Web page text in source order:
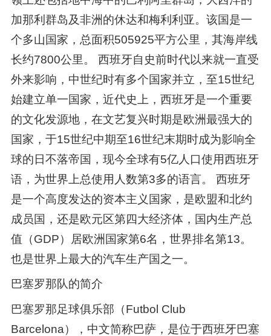
加那利群岛及非洲的休达和梅利利亚。该国是一
个多山国家，总面积505925平方公里，其海岸线
长约7800公里。 西班牙自史前时代以来就一直受
外来影响，中世纪时有多个国家并立，至15世纪
始建立单一国家，近代史上，西班牙是一个重要
的文化发源地，在文艺复兴时期是欧洲最强大的
国家，于15世纪中期至16世纪末期时成为影响全
球的日不落帝国，现今全球有5亿人口使用西班牙
语，为世界上总使用人数第3多的语言。 西班牙
是一个高度发达的资本主义国家，是欧盟和北约
成员国，还是欧元区第四大经济体，国内生产总
值（GDP）居欧洲国家第6名，世界排名第13。
也是世界上最大的汽车生产国之一。
巴塞罗那队的简介
巴塞罗那足球俱乐部（Futbol Club
Barcelona），中文简称巴萨，是位于西班牙巴塞